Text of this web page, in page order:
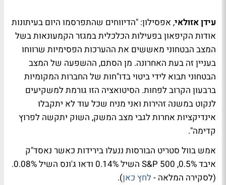
עידן אזולאי, אפסילון: "הדיווחים שהתפרסמו היום בעיתונות
אודות הקיפאון בפעילות הכלכלית במגזר הקמעונאות בשל
המצב הבטחוני מאששים את ההערכות הפסימיות שרווחו
בעניין זה בעת האחרונה. מן הסתם, ההשפעה של המצב
הבטחוני תבוא לידי ביטוי בדו"חות של החברות המקומיות
ברבעון הקרוב לפחות. הסיטואציה הזו גורמת למשקיעים
לנקוט במשנה זהירות ואני מניח שכל עוד לא יתקבלו
אינדיקציות אחרות לגבי מצב המשק, השוק יתקשה לפרוץ
קדימה".
אמש בוול סטריט הבורסות ננעלו בירידות כאשר נאסד"ק
איבד 0.5%, S&P 500 השיל 0.14% ודאו ג'ונס השיל 0.08%.
(לסקירה המלאה - לחץ כאן).